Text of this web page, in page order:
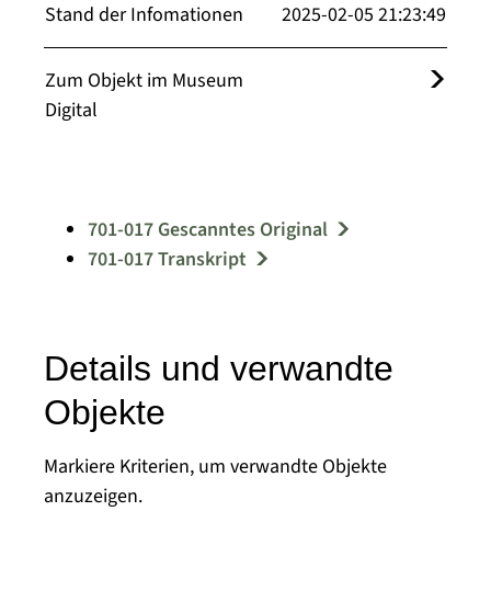
Stand der Infomationen 2025-02-05 21:23:49
Zum Objekt im Museum
Digital
701-017 Gescanntes Original
701-017 Transkript
Details und verwandte
Objekte
Markiere Kriterien, um verwandte Objekte
anzuzeigen.